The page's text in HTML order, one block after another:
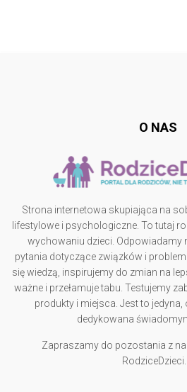
O NAS
Strona internetowa skupiająca na
lifestylowe i psychologiczne. To tutaj
wychowaniu dzieci. Odpowiadamy
pytania dotyczące związków i
się wiedzą, inspirujemy do zmian na
ważne i przełamuje tabu. Testujemy
produkty i miejsca. Jest to
dedykowana
Zapraszamy do pozostania z